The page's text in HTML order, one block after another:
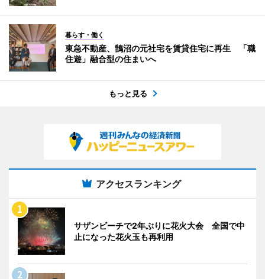
暮らす・働く
東急不動産、鵠沼の元社宅を賃貸住宅に再生 「職
住遊」融合型の住まいへ
もっと見る
アクセスランキング
サザンビーチで2年ぶりに花火大会 全国で中
止になった花火玉も再利用